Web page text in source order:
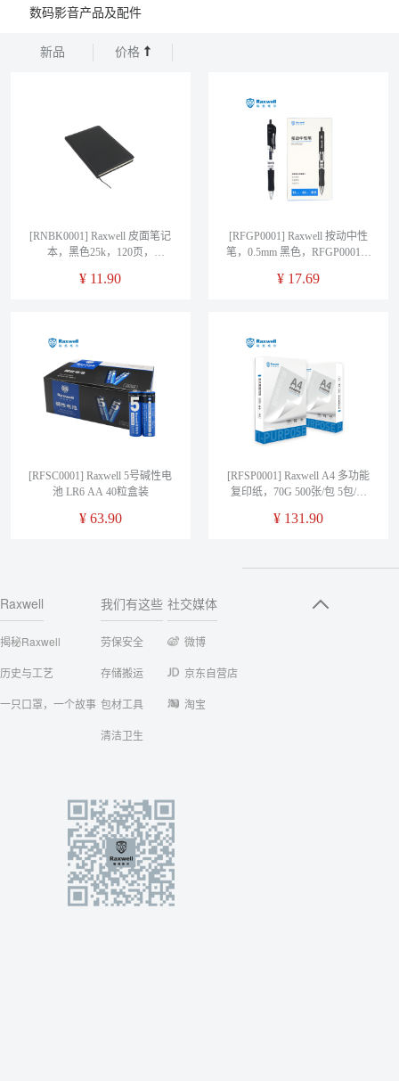
数码影音产品及配件
新品 价格
[RNBK0001] Raxwell 皮面笔记
本，黑色25k，120页，
¥ 11.90
[RFGP0001] Raxwell 按动中性
笔，0.5mm 黑色，RFGP0001，
¥ 17.69
[RFSC0001] Raxwell 5号碱性电
池 LR6 AA 40粒盒装
¥ 63.90
[RFSP0001] Raxwell A4 多功能
复印纸，70G 500张/包 5包/箱
¥ 131.90
Raxwell
揭秘Raxwell
历史与工艺
一只口罩，一个故事
我们有这些
劳保安全
存储搬运
包材工具
清洁卫生
社交媒体
微博
京东自营店
淘宝